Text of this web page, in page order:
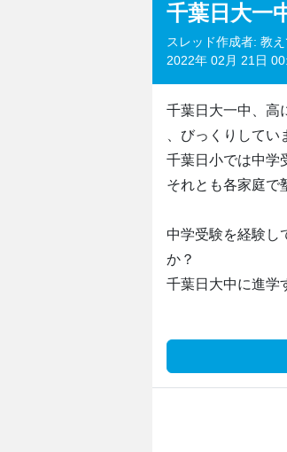
千葉日大一
スレッド作成者: 教
2022年 02月 21日
千葉日大一中、高
、びっくりして
千葉日小では中学
それとも各家庭で
中学受験を経験し
か？
千葉日大中に進学